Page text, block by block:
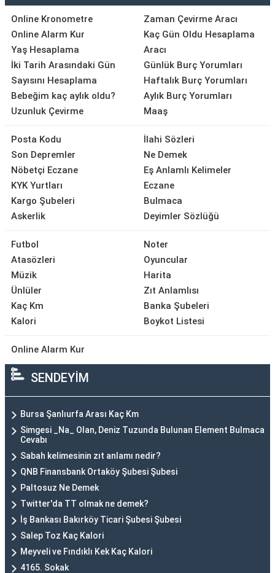
Online Kronometre
Online Alarm Kur
Yaş Hesaplama
İki Tarih Arasındaki Gün
Sayısını Hesaplama
Bebeğim kaç aylık oldu?
Uzunluk Çevirme
Zaman Çevirme Aracı
Kaç Gün Oldu Hesaplama
Aracı
Günlük Burç Yorumları
Haftalık Burç Yorumları
Aylık Burç Yorumları
Maaş
Posta Kodu
Son Depremler
Nöbetçi Eczane
KYK Yurtları
Kargo Şubeleri
Askerlik
İlahi Sözleri
Ne Demek
Eş Anlamlı Kelimeler
Eczane
Bulmaca
Deyimler Sözlüğü
Futbol
Atasözleri
Müzik
Ünlüler
Kaç Km
Kalori
Noter
Oyuncular
Harita
Zıt Anlamlısı
Banka Şubeleri
Boykot Listesi
Online Alarm Kur
SENDEYİM
Bursa Şanlıurfa Arası Kaç Km
Simgesi _Na_ Olan, Deniz Tuzunda Bulunan Element Bulmaca
Cevabı
Sabah kelimesinin zıt anlamı nedir?
QNB Finansbank Ortaköy Şubesi Şubesi
Paltosuz Ne Demek
Twitter'da TT olmak ne demek?
İş Bankası Bakırköy Ticari Şubesi Şubesi
Salep Toz Kaç Kalori
Meyveli ve Fındıklı Kek Kaç Kalori
4165. Sokak